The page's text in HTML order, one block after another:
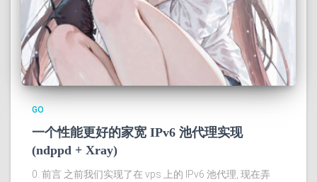
GO
一个性能更好的家宽 IPv6 池代理实现
(ndppd + Xray)
0. 前言 之前我们实现了在 vps 上的 IPv6 池代理, 现在弄